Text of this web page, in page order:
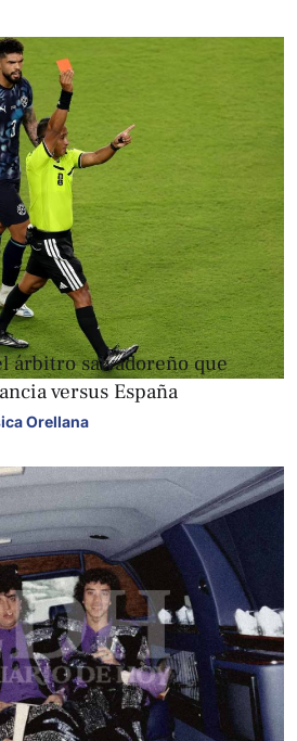
árbitro salvadoreño que
versus España
Orellana